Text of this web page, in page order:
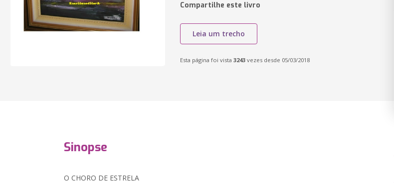
Compartilhe este livro
Leia um trecho
Esta página foi vista 3243 vezes desde 05/03/2018
Sinopse
O CHORO DE ESTRELA